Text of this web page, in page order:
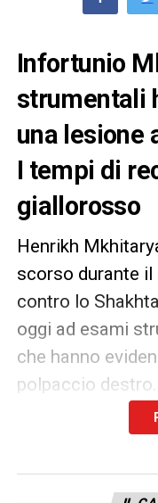
Infortunio
strumentali
una lesione
I tempi di
giallorosso
Henrikh
scorso durante il
contro lo
oggi ad esami
che hanno
polpaccio destro.
Restano ancora